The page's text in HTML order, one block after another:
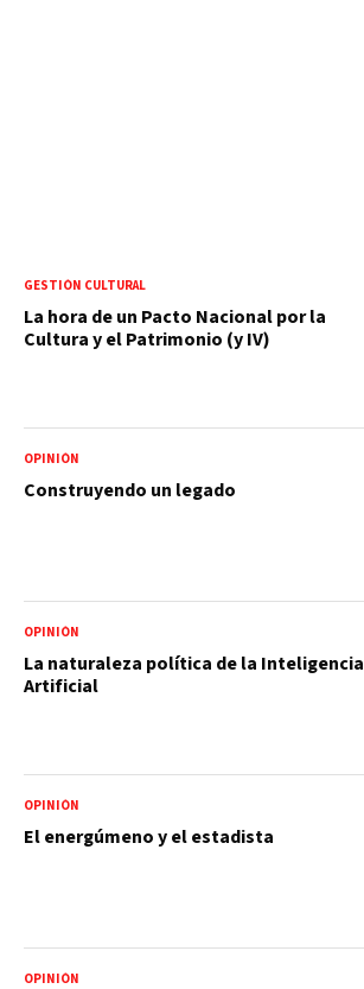
GESTIÓN CULTURAL
La hora de un Pacto Nacional por la
Cultura y el Patrimonio (y IV)
OPINIÓN
Construyendo un legado
OPINIÓN
La naturaleza política de la Inteligencia
Artificial
OPINIÓN
El energúmeno y el estadista
OPINIÓN